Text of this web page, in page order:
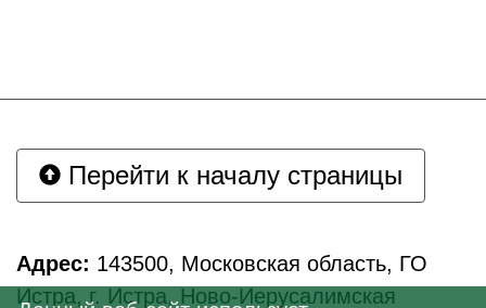
Перейти к началу страницы
Адрес: 143500, Московская область, ГО
Истра, г. Истра, Ново-Иерусалимская